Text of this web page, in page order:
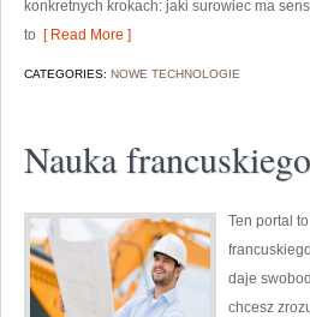
konkretnych krokach: jaki surowiec ma
to [ Read More ]
CATEGORIES: NOWE TECHNOLOGIE
Nauka
Ten portal
daje
chcesz